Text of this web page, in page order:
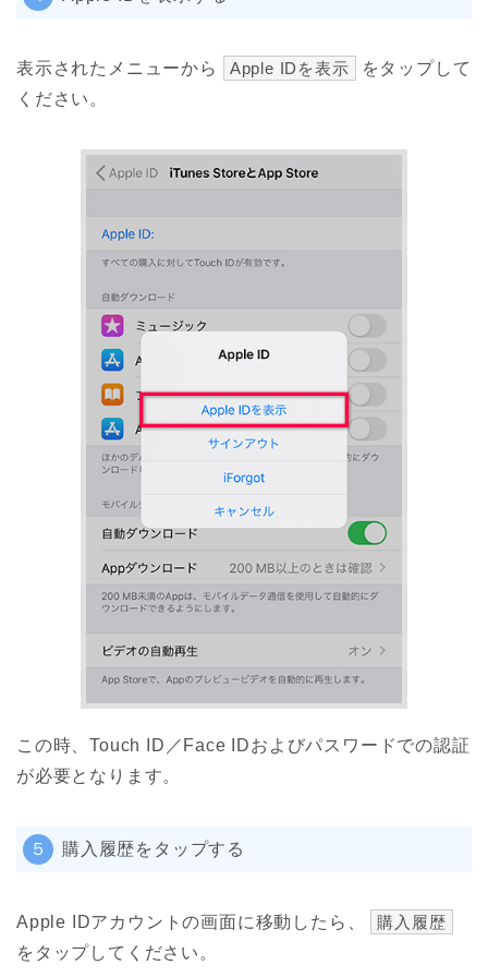
表示されたメニューから Apple IDを表示
をタップして
ください。
この時、Touch ID／Face IDおよびパスワードでの認証
が必要となります。
５ 購入履歴をタップする
Apple IDアカウントの画面に移動したら、
購入履歴
をタップしてください。